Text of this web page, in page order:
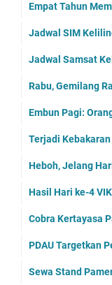
Empat Tahun
Jadwal SIM
Jadwal Samsat
Rabu, Gemilang
Embun Pagi:
Terjadi
Heboh, Jelang
Hasil Hari ke-4
Cobra Kertayasa
PDAU Targetkan
Sewa Stand